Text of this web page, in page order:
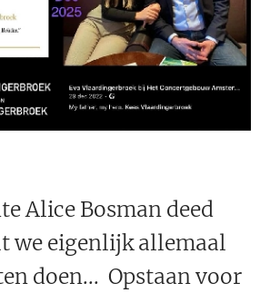
Alice Bosman deed
we eigenlijk allemaal
doen... Opstaan voor